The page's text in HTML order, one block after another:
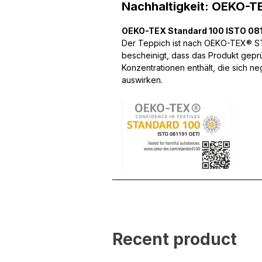
Nachhaltigkeit: OEKO-
OEKO-TEX Standard 100 ISTO
Der Teppich ist nach OEKO-TEX®
bescheinigt, dass das Produkt
Konzentrationen enthält, die sich
auswirken.
Recent product
Wir verwenden Cookies,
können und um unseren
Website an unsere
mit weiteren Daten
Dienste gesammelt haben.
Notwendig
Notwendige Cookies sind
Beispiel das Bereitstellen
speichern keine
Statistik